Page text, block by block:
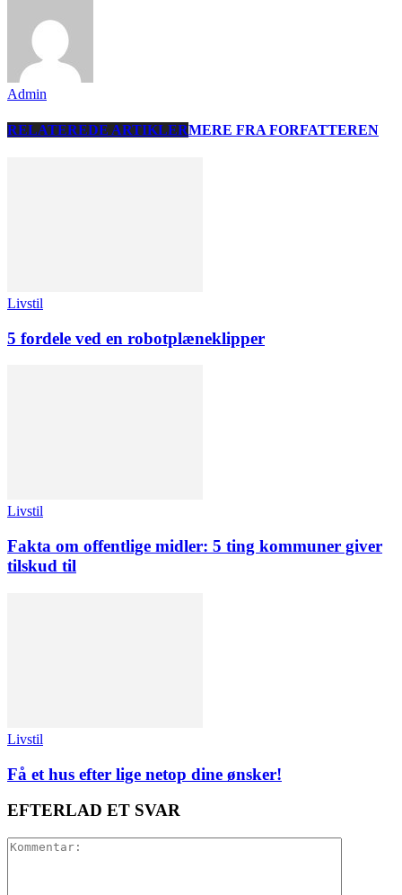
Admin
RELATEREDE ARTIKLERMERE FRA FORFATTEREN
Livstil
5 fordele ved en robotplæneklipper
Livstil
Fakta om offentlige midler: 5 ting kommuner giver
tilskud til
Livstil
Få et hus efter lige netop dine ønsker!
EFTERLAD ET SVAR